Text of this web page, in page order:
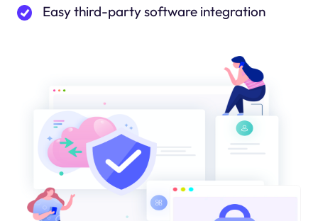
Easy third-party software integration